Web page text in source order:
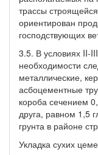
трассы
ориентирован
господствующих
3.5. В условиях II-
необходимости
металлические,
асбоцементные
короба сечением
друга, равном 1,5
грунта в районе
Укладка сухих